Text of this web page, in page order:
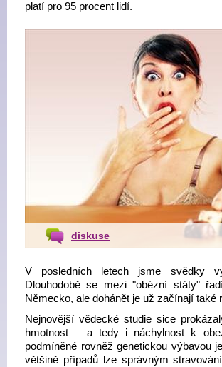
platí pro 95 procent lidí.
diskuse
V posledních letech jsme svědky
Dlouhodobě se mezi "obézní státy"
Německo, ale dohánět je už začínají také
Nejnovější vědecké studie sice
hmotnost – a tedy i náchylnost k
podmíněné rovněž genetickou výbavou
většině případů lze správným